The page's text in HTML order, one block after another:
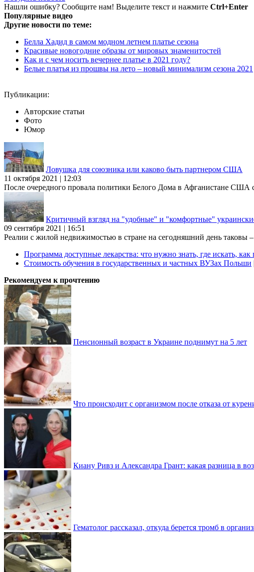
Нашли ошибку? Сообщите нам! Выделите текст и нажмите Ctrl+Enter
Популярные видео
Другие новости по теме:
Белла Хадид в самом модном летнем платье сезона
Красивые новогодние образы от мировых знаменитостей
Как и с чем носить вечернее платье в 2021 году?
Белые платья из прошвы на лето – новый минимализм сезона 2021
Публикации:
Авторские статьи
Фото
Юмор
Ловушка для союзника или каково быть партнером США
11 октября 2021 | 12:03
После очередного провала политики Белого Дома в Афганистане США
Критичный взгляд на "удобные" и "комфортные"
09 сентября 2021 | 16:51
Реалии с жилой недвижимостью в стране на сегодняшний день таковы
Программа доступные лекарства: что нужно знать, где искать, как
Стоимость обучения в государственных и частных ВУЗах Польши
Рекомендуем к прочтению
Пенсионный возраст в Украине поднимут на 5 лет
Что происходит с организмом после отказа от
Киану Ривз и Александра Грант: какая разница в
Гематолог рассказал, откуда берется тромб в